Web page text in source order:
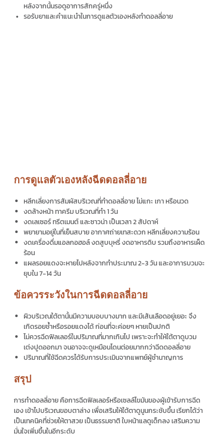
หลังจากนั้นรอดูอาการสักครู่หนึ่ง
รอรับยาและคำแนะนำในการดูแลตัวเองหลังทำดอลลี่อาย
การดูแลตัวเองหลังฉีดดอลลี่อาย
หลีกเลี่ยงการสัมผัสบริเวณที่ทำดอลลี่อายไม่แกะ เกา หรือนวด
งดล้างหน้า ทาครีม บริเวณที่ทำ 1 วัน
งดเลเซอร์ ทรีตเมนต์ และซาวน่า เป็นเวลา 2 สัปดาห์
พยายามอยู่ในที่เย็นสบาย อากาศถ่ายเทสะดวก หลีกเลี่ยงความร้อน
งดเครื่องดื่มแอลกอฮอล์ งดสูบบุหรี่ งดอาหารดิบ รวมถึงอาหารเผ็ด
ร้อน
แผลรอยแดงจะหายไปหลังจากทำประมาณ 2-3 วัน และอาการบวมจะ
ยุบใน 7-14 วัน
ข้อควรระวังในการฉีดดอลลี่อาย
ผิวบริเวณใต้ตานั้นมีความบอบบางมาก และมีเส้นเลือดอยู่เยอะ จึง
เกิดรอยช้ำหรือรอยแดงได้ ก่อนที่จะค่อยๆ หายเป็นปกติ
ไม่ควรฉีดฟิลเลอร์ในปริมาณที่มากเกินไป เพราะจะทำให้ใต้ตาดูบวม
เต่งปูดออกมา จนอาจจะดูเหมือนโดนต่อยมากกว่าฉีดดอลลี่อาย
ปริมาณที่ใช้ฉีดควรได้รับการประเมินจากแพทย์ผู้ชำนาญการ
สรุป
การทำดอลลี่อาย คือการฉีดฟิลเลอร์หรือเซลล์ไขมันของผู้เข้ารับการฉีด
เอง เข้าไปบริเวณขอบตาล่าง เพื่อเสริมให้ใต้ตาดูนูนกระชับขึ้น เรียกได้ว่า
เป็นเทคนิคที่ช่วยให้ตาสวย เป็นธรรมชาติ ใบหน้าแลดูเด็กลง เสริมความ
มั่นใจเพิ่มขึ้นในอีกระดับ